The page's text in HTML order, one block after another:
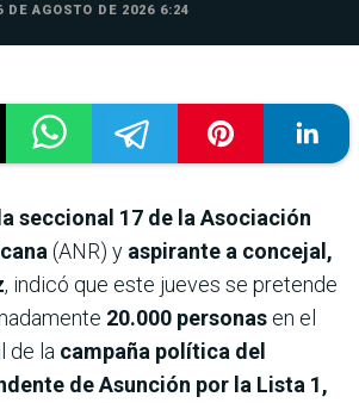
DE AGOSTO DE 2026 6:24
seccional 17 de la Asociación
(ANR) y aspirante a concejal,
, indicó que este jueves se pretende
20.000 personas en el
de la campaña política del
de Asunción por la Lista 1,